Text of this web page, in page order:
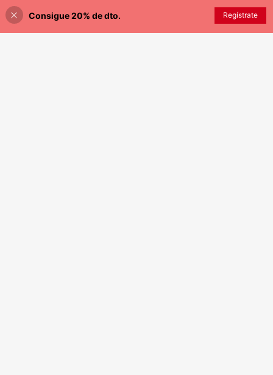
¡42% DE DESCUENTO! AÑADIR A LA BOLSA
Consigue 20% de dto. Regístrate